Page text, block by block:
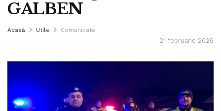
GALBEN
Acasă Utile Comunicate
21 februarie 2026